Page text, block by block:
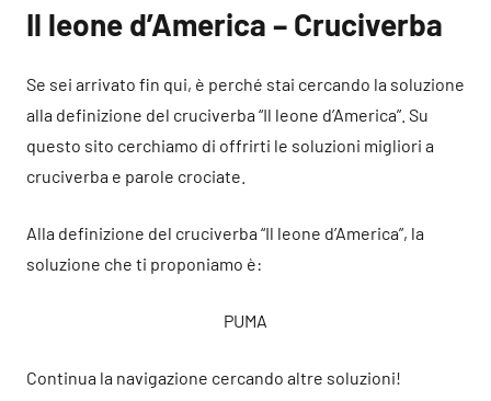
Il leone d’America – Cruciverba
Se sei arrivato fin qui, è perché stai cercando la soluzione
alla definizione del cruciverba “Il leone d’America”. Su
questo sito cerchiamo di offrirti le soluzioni migliori a
cruciverba e parole crociate.
Alla definizione del cruciverba “Il leone d’America”, la
soluzione che ti proponiamo è:
PUMA
Continua la navigazione cercando altre soluzioni!